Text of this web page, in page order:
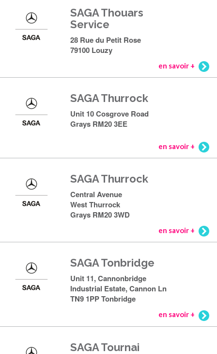
SAGA Thouars
Service
28 Rue du Petit Rose
79100 Louzy
en savoir +
SAGA Thurrock
Unit 10 Cosgrove Road
Grays RM20 3EE
en savoir +
SAGA Thurrock
Central Avenue
West Thurrock
Grays RM20 3WD
en savoir +
SAGA Tonbridge
Unit 11, Cannonbridge
Industrial Estate, Cannon Ln
TN9 1PP Tonbridge
en savoir +
SAGA Tournai